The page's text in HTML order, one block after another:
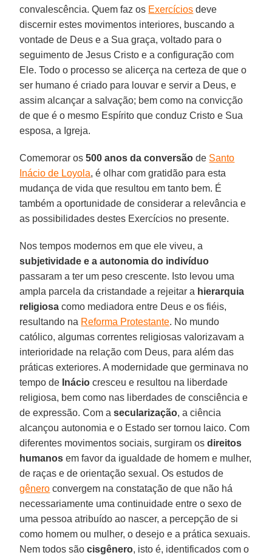
convalescência. Quem faz os Exercícios deve
discernir estes movimentos interiores, buscando a
vontade de Deus e a Sua graça, voltado para o
seguimento de Jesus Cristo e a configuração com
Ele. Todo o processo se alicerça na certeza de que o
ser humano é criado para louvar e servir a Deus, e
assim alcançar a salvação; bem como na convicção
de que é o mesmo Espírito que conduz Cristo e Sua
esposa, a Igreja.
Comemorar os500 anos da conversão de Santo
Inácio de Loyola, é olhar com gratidão para esta
mudança de vida que resultou em tanto bem. É
também a oportunidade de considerar a relevância e
as possibilidades destes Exercícios no presente.
Nos tempos modernos em que ele viveu, a
subjetividade e a autonomia do indivíduo
passaram a ter um peso crescente. Isto levou uma
ampla parcela da cristandade a rejeitar a hierarquia
religiosa como mediadora entre Deus e os fiéis,
resultando na Reforma Protestante. No mundo
católico, algumas correntes religiosas valorizavam a
interioridade na relação com Deus, para além das
práticas exteriores. A modernidade que germinava no
tempo de Inácio cresceu e resultou na liberdade
religiosa, bem como nas liberdades de consciência e
de expressão. Com asecularização, a ciência
alcançou autonomia e o Estado ser tornou laico. Com
diferentes movimentos sociais, surgiram osdireitos
humanos em favor da igualdade de homem e mulher,
de raças e de orientação sexual. Os estudos de
gênero convergem na constatação de que não há
necessariamente uma continuidade entre o sexo de
uma pessoa atribuído ao nascer, a percepção de si
como homem ou mulher, o desejo e a prática sexuais.
Nem todos sãocisgênero, isto é, identificados com o